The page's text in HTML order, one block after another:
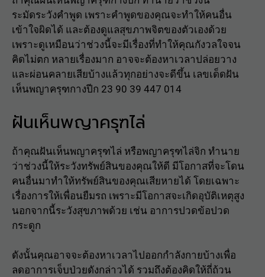
ระมัดระวังคำพูด เพราะคำพูดของคุณจะทำให้คนอื่น
เข้าใจผิดได้ และต้องดูแลสุขภาพจิตของตัวเองด้วย
เพราะดูเหมือนว่าช่วงนี้จะมีเรื่องที่ทำให้คุณกังวลใจจน
คิดไม่ตก หลายเรื่องมาก อาจจะต้องหาเวลาปล่อยวาง
และผ่อนคลายเสียบ้างแล้วทุกอย่างจะดีขึ้น เลขเด็ดฝัน
เห็นพญาครุฑกางปีก 23 90 39 447 014
ฝันเห็นพญาครุฑไล่
ถ้าคุณฝันเห็นพญาครุฑไล่ หรือพญาครุฑไล่จิก ทำนาย
ว่าช่วงนี้ให้ระวังทรัพย์สินของคุณให้ดี มีโอกาสที่จะโดน
คนอื่นมาทำให้ทรัพย์สินของคุณเสียหายได้ โดยเฉพาะ
เรื่องการให้เพื่อนยืมรถ เพราะมีโอกาสจะเกิดอุบัติเหตุสูง
นอกจากนี้ระวังสุขภาพด้วย เช่น อาการปวดข้อปวด
กระดูก
ดังนั้นคุณอาจจะต้องหาเวลาไปออกกำลังกายบ้างเพื่อ
ลดอาการเจ็บป่วยดังกล่าวได้ รวมถึงต้องคิดให้ถี่ถ้วน